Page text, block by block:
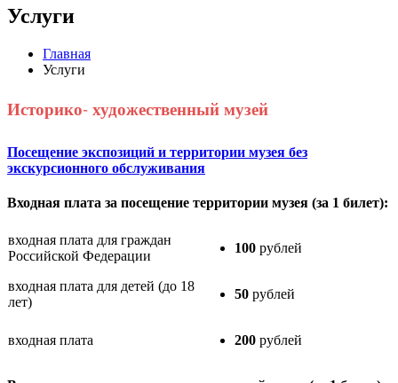
Услуги
Главная
Услуги
Историко- художественный музей
Посещение экспозиций и территории музея без
экскурсионного обслуживания
Входная плата за посещение территории музея (за 1 билет):
входная плата для граждан
Российской Федерации
100 рублей
входная плата для детей (до 18
лет)
50 рублей
входная плата 200 рублей